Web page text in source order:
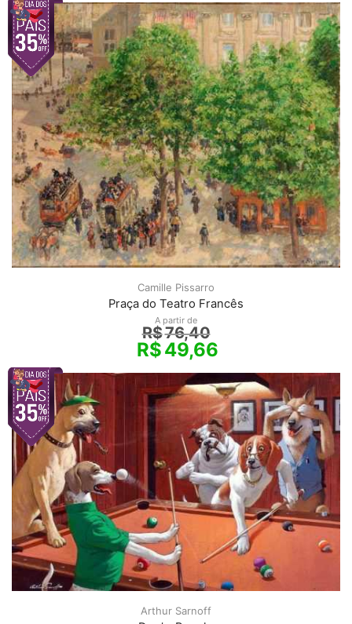
Camille Pissarro
Praça do Teatro Francês
A partir de
R$76,40
R$49,66
Arthur Sarnoff